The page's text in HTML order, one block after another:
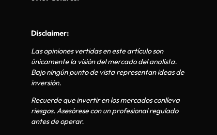
Disclaimer:
Las opiniones vertidas en este artículo son
únicamente la visión del mercado del analista.
Bajo ningún punto de vista representan ideas de
inversión.
Recuerde que invertir en los mercados conlleva
riesgos. Asesórese con un profesional regulado
antes de operar.